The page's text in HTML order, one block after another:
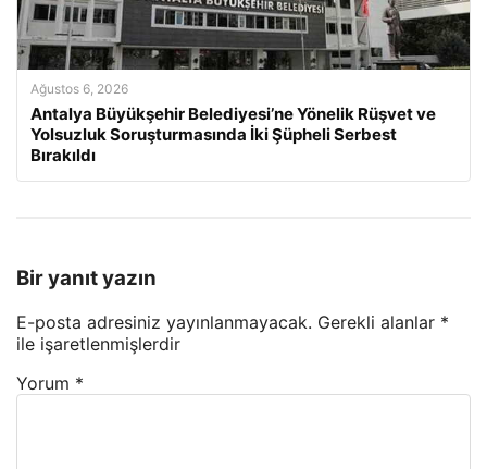
Ağustos 6, 2026
Antalya Büyükşehir Belediyesi’ne Yönelik Rüşvet ve
Yolsuzluk Soruşturmasında İki Şüpheli Serbest
Bırakıldı
Bir yanıt yazın
E-posta adresiniz yayınlanmayacak. Gerekli alanlar *
ile işaretlenmişlerdir
Yorum *